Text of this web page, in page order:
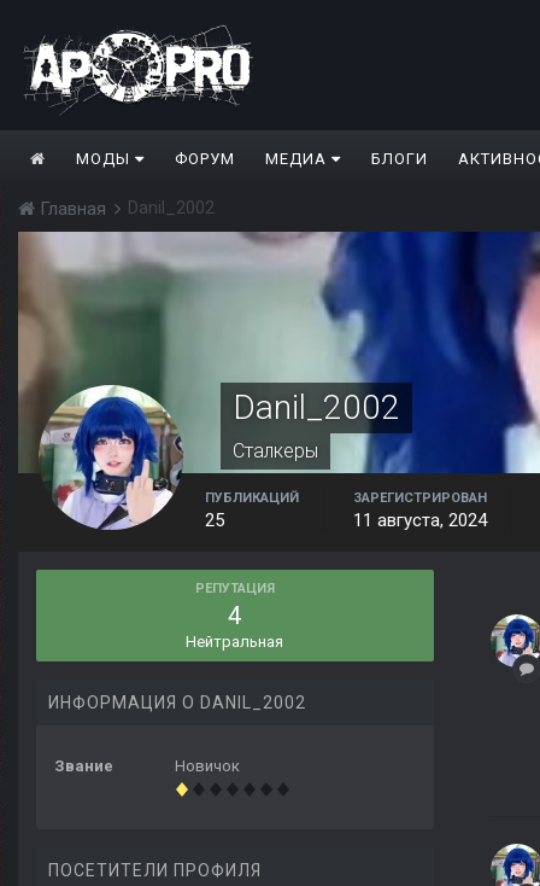
МОДЫ ФОРУМ МЕДИА БЛОГИ
Главная Danil_2002
Danil_2002
Сталкеры
ПУБЛИКАЦИЙ
25
ЗАРЕГИСТРИРОВАН
11 августа, 2024
РЕПУТАЦИЯ
4
Нейтральная
ИНФОРМАЦИЯ О DANIL_2002
Звание Новичок
ПОСЕТИТЕЛИ ПРОФИЛЯ